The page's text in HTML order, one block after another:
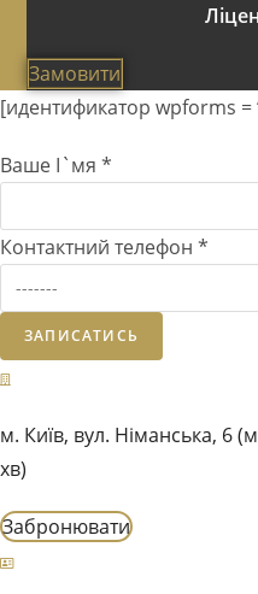
Замовити
[идентификатор wpforms =
Ваше І`мя *
Контактний телефон *
ЗАПИСАТИСЬ
м. Київ, вул. Німанська, 6
хв)
Забронювати